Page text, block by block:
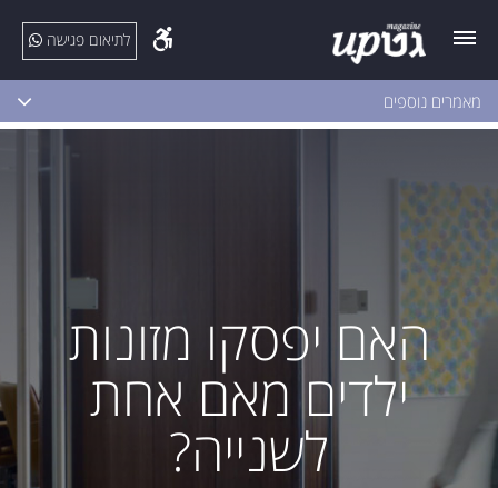
לתיאום פגישה
מאמרים נוספים
האם יפסקו מזונות
ילדים מאם אחת
לשנייה?